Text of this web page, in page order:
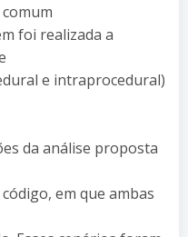
foi realizada a
e intraprocedural)
da análise proposta
em que ambas